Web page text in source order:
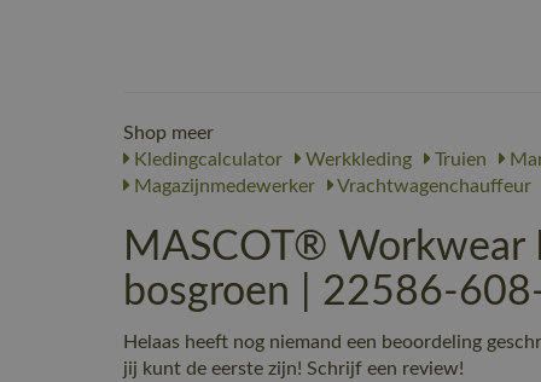
Shop meer
Kledingcalculator
Werkkleding Truien
Magazijnmedewerker
Vrachtwagenchauffeur
MASCOT® Workwear
bosgroen | 22586-
Helaas heeft nog niemand een beoordeling
jij kunt de eerste zijn! Schrijf een review!